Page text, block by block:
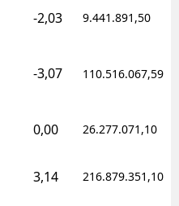
-2,03 9.441.891,50
-3,07 110.516.067,59
0,00 26.277.071,10
3,14 216.879.351,10